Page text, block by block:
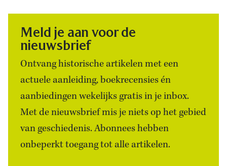
Meld je aan voor de
nieuwsbrief
Ontvang historische artikelen met een
actuele aanleiding, boekrecensies én
aanbiedingen wekelijks gratis in je inbox.
Met de nieuwsbrief mis je niets op het gebied
van geschiedenis. Abonnees hebben
onbeperkt toegang tot alle artikelen.